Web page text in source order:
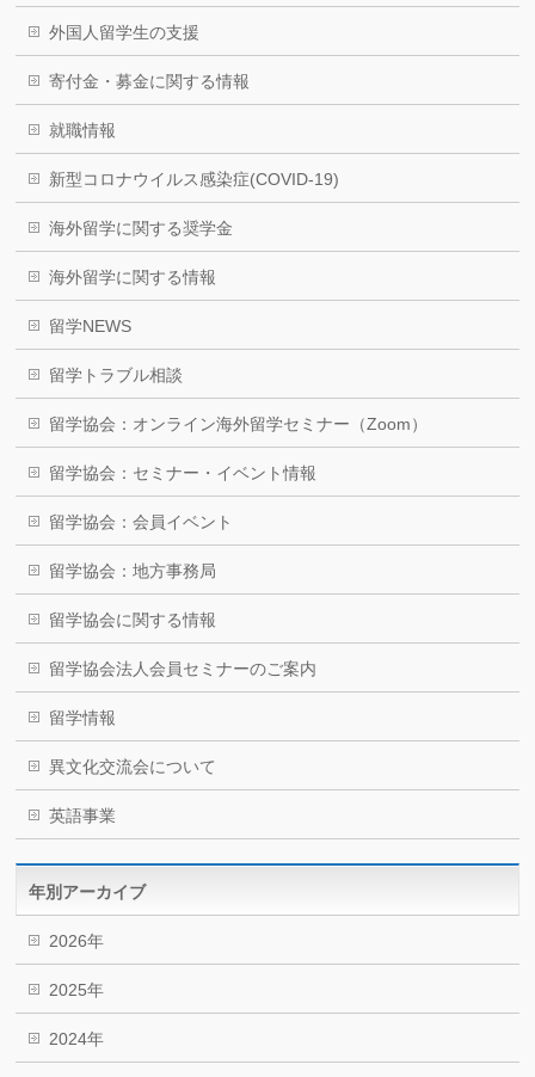
外国人留学生の支援
寄付金・募金に関する情報
就職情報
新型コロナウイルス感染症(COVID-19)
海外留学に関する奨学金
海外留学に関する情報
留学NEWS
留学トラブル相談
留学協会：オンライン海外留学セミナー（Zoom）
留学協会：セミナー・イベント情報
留学協会：会員イベント
留学協会：地方事務局
留学協会に関する情報
留学協会法人会員セミナーのご案内
留学情報
異文化交流会について
英語事業
年別アーカイブ
2026年
2025年
2024年